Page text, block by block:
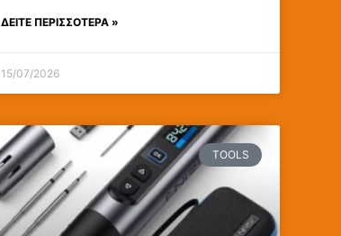
ΔΕΊΤΕ ΠΕΡΙΣΣΟΤΕΡΑ »
15/07/2026
TOOLS